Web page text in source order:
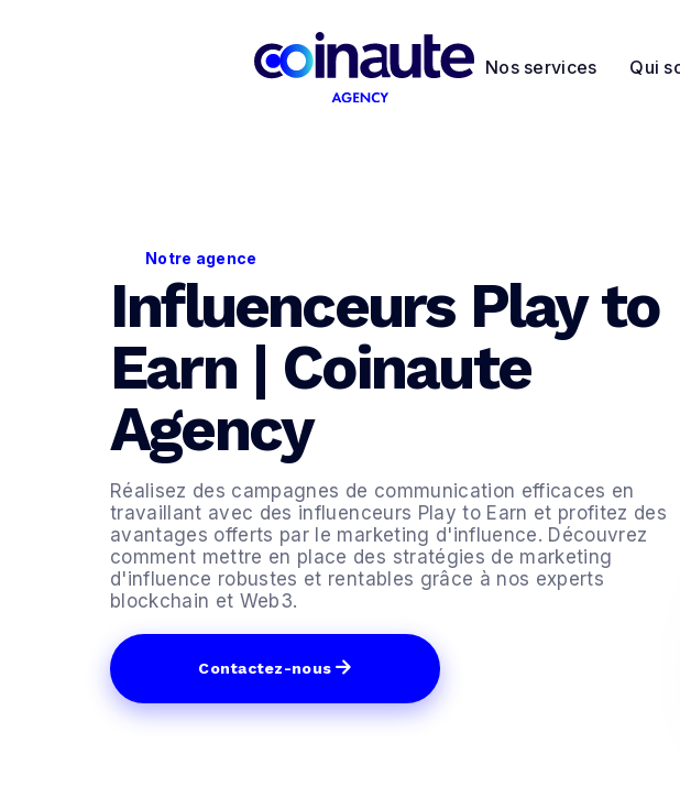
Nos services Qui
Notre agence
Influenceurs Play to
Earn | Coinaute
Agency
Réalisez des campagnes de communication efficaces en
travaillant avec des influenceurs Play to Earn et profitez des
avantages offerts par le marketing d'influence. Découvrez
comment mettre en place des stratégies de marketing
d'influence robustes et rentables grâce à nos experts
blockchain et Web3.
Contactez-nous